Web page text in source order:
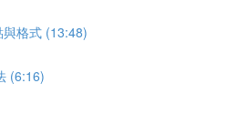
格式 (13:48)
(6:16)